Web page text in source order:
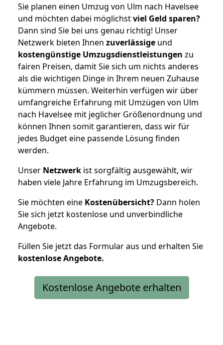
Sie planen einen Umzug von Ulm nach Havelsee
und möchten dabei möglichstviel Geld sparen?
Dann sind Sie bei uns genau richtig! Unser
Netzwerk bieten Ihnen zuverlässige und
kostengünstige Umzugsdienstleistungen zu
fairen Preisen, damit Sie sich um nichts anderes
als die wichtigen Dinge in Ihrem neuen Zuhause
kümmern müssen. Weiterhin verfügen wir über
umfangreiche Erfahrung mit Umzügen von Ulm
nach Havelsee mit jeglicher Größenordnung und
können Ihnen somit garantieren, dass wir für
jedes Budget eine passende Lösung finden
werden.
Unser Netzwerk ist sorgfältig ausgewählt, wir
haben viele Jahre Erfahrung im Umzugsbereich.
Sie möchten eine Kostenübersicht? Dann holen
Sie sich jetzt kostenlose und unverbindliche
Angebote.
Füllen Sie jetzt das Formular aus und erhalten Sie
kostenloseAngebote.
Kostenlose Angebote erhalten